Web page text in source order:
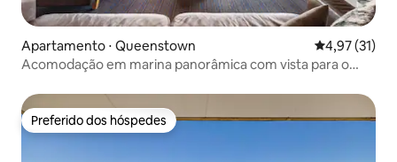
Apartamento ⋅ Queenstown 4,97 de uma
4,97 (31)
Acomodação em marina panorâmica com vista para o
Preferido dos hóspedes
Preferido dos hóspedes